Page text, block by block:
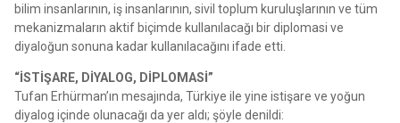
bilim insanlarının, iş insanlarının, sivil toplum kuruluşlarının ve tüm
mekanizmaların aktif biçimde kullanılacağı bir diplomasi ve
diyaloğun sonuna kadar kullanılacağını ifade etti.
“İSTİŞARE, DİYALOG, DİPLOMASİ”
Tufan Erhürman’ın mesajında, Türkiye ile yine istişare ve yoğun
diyalog içinde olunacağı da yer aldı; şöyle denildi: